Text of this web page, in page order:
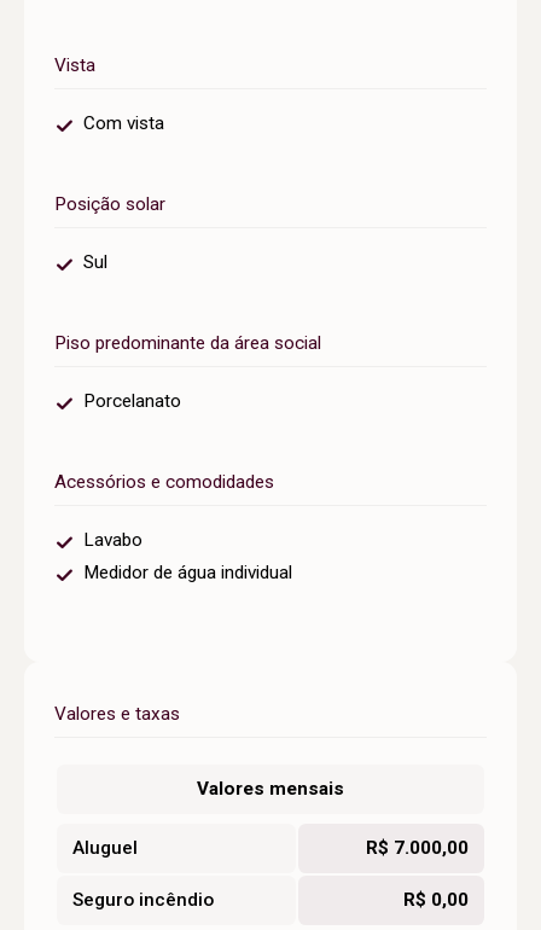
Vista
Com vista
Posição solar
Sul
Piso predominante da área social
Porcelanato
Acessórios e comodidades
Lavabo
Medidor de água individual
Valores e taxas
Valores mensais
Aluguel R$ 7.000,00
Seguro incêndio R$ 0,00